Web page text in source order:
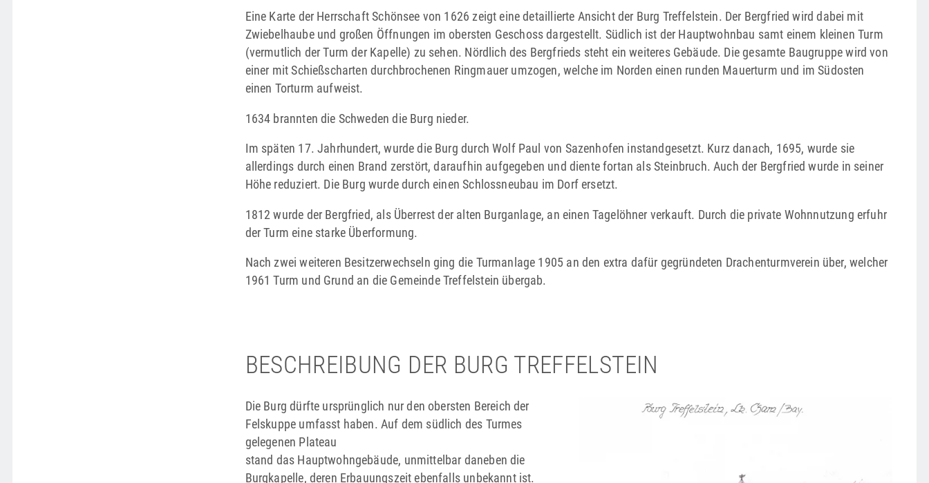
Eine Karte der Herrschaft Schönsee von 1626 zeigt eine detaillierte Ansicht der Burg Treffelstein. Der Bergfried wird dabei mit
Zwiebel­haube und großen Öffnungen im obersten Geschoss dargestellt. Südlich ist der Hauptwohnbau samt einem kleinen Turm
(vermutlich der Turm der ­Kapelle) zu sehen. ­Nördlich des Bergfrieds steht ein ­weiteres ­Gebäude. Die gesamte Baugruppe wird von
­einer mit Schieß­scharten durchbrochenen Ringmauer umzogen, welche im Norden einen runden Mauerturm und im Südosten
einen Torturm aufweist.
1634 brannten die Schweden die Burg nieder.
Im späten 17. Jahrhundert, wurde die Burg durch Wolf Paul von Sazenhofen instandgesetzt. Kurz ­danach, 1695, wurde sie
allerdings durch einen Brand ­zerstört, daraufhin aufgegeben und diente fortan als ­Steinbruch. Auch der Bergfried wurde in seiner
Höhe reduziert. Die Burg wurde durch einen Schlossneubau im Dorf ersetzt.
1812 wurde der Bergfried, als Überrest der ­alten Burg­anlage, an einen Tagelöhner verkauft. Durch die ­private Wohnnutzung erfuhr
der Turm eine starke ­Überformung.
Nach zwei weiteren Besitzerwechseln ging die Turmanlage 1905 an den extra dafür gegründeten Drachenturmverein über, welcher
1961 Turm und Grund an die Gemeinde Treffelstein übergab.
BESCHREIBUNG DER BURG TREFFELSTEIN
Die Burg dürfte ursprünglich nur den obersten Bereich der
Felskuppe umfasst haben. Auf dem südlich des Turmes
gelegenen Plateau
stand das Hauptwohngebäude, unmittelbar daneben die
Burgkapelle, deren Erbauungszeit ebenfalls unbekannt ist.